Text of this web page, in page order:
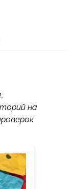
на